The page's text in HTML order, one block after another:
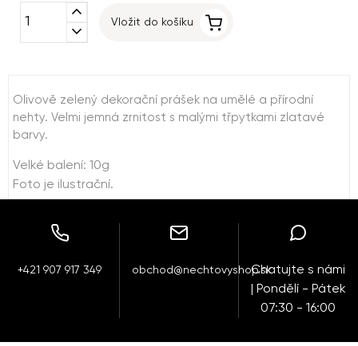
expand_less
expand_more
Vložit do košíku
Olivově zelený dekorační prášek na umělé a přírodní
nehty. Velmi jemná zrnitost s malými třpytkami zlatavé
barvy.
Velké balení: 10g
Foto je ilustrační.
+421 907 917 349 obchod@nechtovyshop.skChatujte s námi
| Pondělí - Pátek
07:30 - 16:00